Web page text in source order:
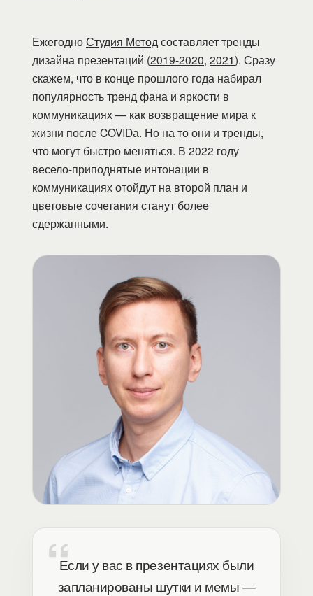
ЕжегодноСтудия Метод составляет тренды
дизайна презентаций (2019-2020, 2021). Сразу
скажем, что в конце прошлого года набирал
популярность тренд фана и яркости в
коммуникациях — как возвращение мира к
жизни после COVIDа. Но на то они и тренды,
что могут быстро меняться. В 2022 году
весело-приподнятые интонации в
коммуникациях отойдут на второй план и
цветовые сочетания станут более
сдержанными.
Если у вас в презентациях были
запланированы шутки и мемы —